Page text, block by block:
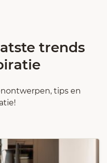
trends
tips en